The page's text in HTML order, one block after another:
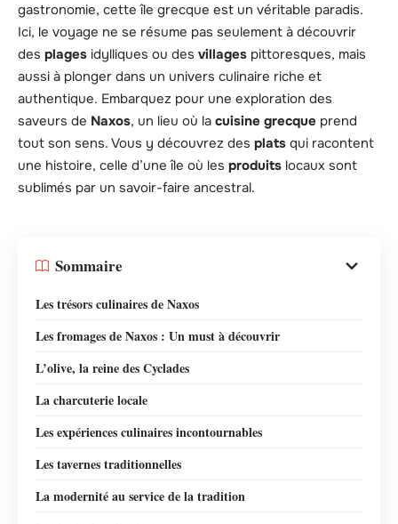
gastronomie, cette île grecque est un véritable paradis.
Ici, le voyage ne se résume pas seulement à découvrir
des plages idylliques ou des villages pittoresques, mais
aussi à plonger dans un univers culinaire riche et
authentique. Embarquez pour une exploration des
saveurs de Naxos, un lieu où la cuisine grecque prend
tout son sens. Vous y découvrez des plats qui racontent
une histoire, celle d’une île où les produits locaux sont
sublimés par un savoir-faire ancestral.
Sommaire
Les trésors culinaires de Naxos
Les fromages de Naxos : Un must à découvrir
L’olive, la reine des Cyclades
La charcuterie locale
Les expériences culinaires incontournables
Les tavernes traditionnelles
La modernité au service de la tradition